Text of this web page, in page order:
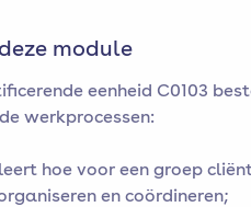
module
eenheid C0103
werkprocessen:
hoe voor een groep
en coördineren;